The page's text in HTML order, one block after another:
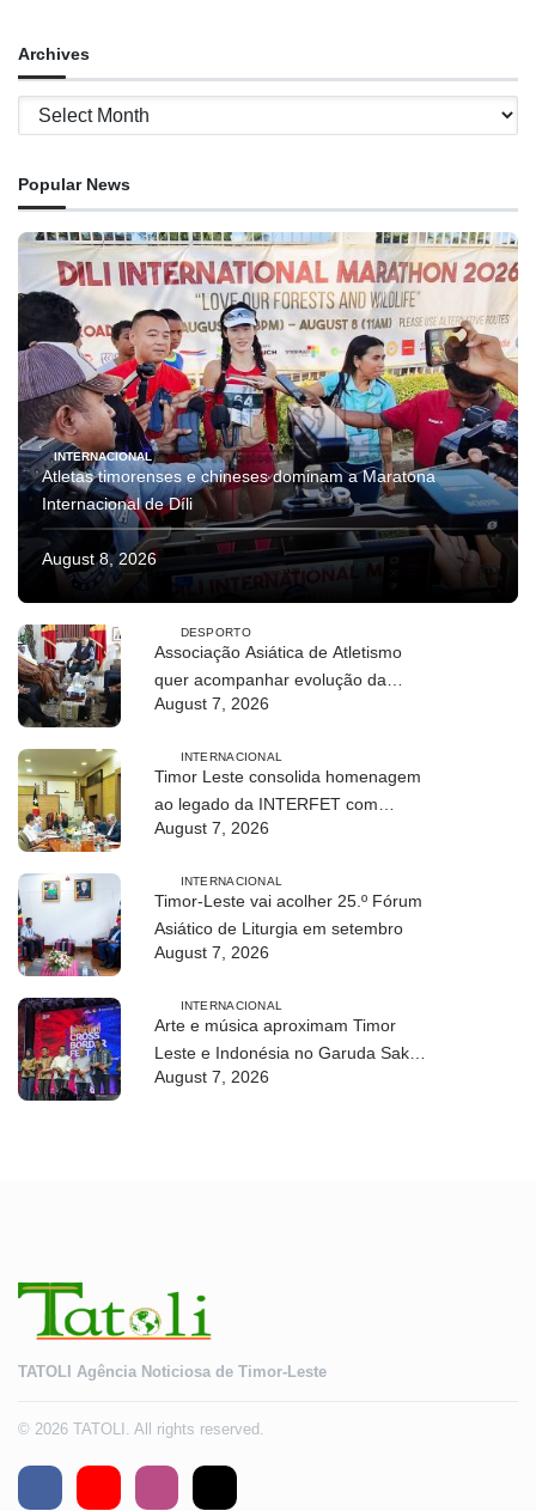
Archives
Archives
Popular News
INTERNACIONAL
Atletas timorenses e chineses dominam a Maratona
Internacional de Díli
August 8, 2026
DESPORTO
Associação Asiática de Atletismo
quer acompanhar evolução da
modalidade em Timor Leste
August 7, 2026
INTERNACIONAL
Timor Leste consolida homenagem
ao legado da INTERFET com
avanço de memorial
August 7, 2026
INTERNACIONAL
Timor-Leste vai acolher 25.º Fórum
Asiático de Liturgia em setembro
August 7, 2026
INTERNACIONAL
Arte e música aproximam Timor
Leste e Indonésia no Garuda Sakti
Crossborder Fest 2026
August 7, 2026
TATOLI Agência Noticiosa de Timor-Leste
© 2026 TATOLI. All rights reserved.